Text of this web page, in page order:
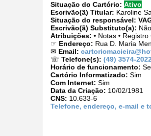
Situação do Cartório: Ativo
Escrivão(ã) Titular: Karoline
Situação do responsável:
Escrivão(ã) Substituto(a):
Atribuições: • Notas •
☞ Endereço: Rua D. Maria
✉ Email:
☏ Telefone(s): (49) 3574-2022
Horário de funcionamento:
Cartório Informatizado: Sim
Com Internet: Sim
Data da Criação: 10/02/1981
CNS: 10.633-6
Telefone, endereço, e-mail e